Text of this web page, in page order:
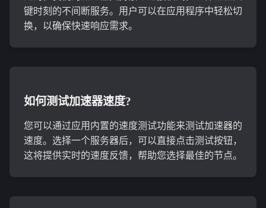
键时刻的不间断服务。用户可以在应用程序中轻松切
换，以确保快速响应需求。
如何测试加速器速度?
您可以通过应用内置的速度测试功能来测试加速器的
速度。选择一个服务器后，可以直接点击测试按钮，
这将提供实时的速度反馈，帮助您选择最佳的节点。